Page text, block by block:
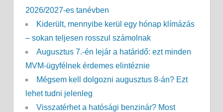
2026/2027-es tanévben
Kiderült, mennyibe kerül egy hónap klímázás
– sokan teljesen rosszul számolnak
Augusztus 7.-én lejár a határidő: ezt minden
MVM-ügyfélnek érdemes elintéznie
Mégsem kell dolgozni augusztus 8-án? Ezt
lehet tudni jelenleg
Visszatérhet a hatósági benzinár? Most